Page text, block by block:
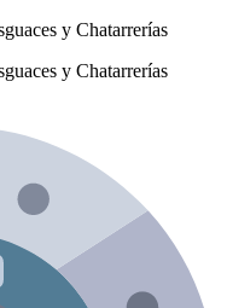
y Chatarrerías
y Chatarrerías